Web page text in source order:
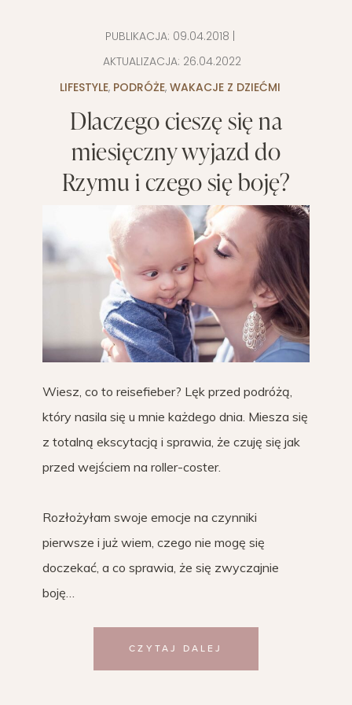
PUBLIKACJA: 09.04.2018
AKTUALIZACJA: 26.04.2022
LIFESTYLE, PODRÓŻE, WAKACJE Z DZIEĆMI
Dlaczego cieszę się na
miesięczny wyjazd do
Rzymu i czego się boję?
Wiesz, co to reisefieber? Lęk przed podróżą,
który nasila się u mnie każdego dnia. Miesza się
z totalną ekscytacją i sprawia, że czuję się jak
przed wejściem na roller-coster.
Rozłożyłam swoje emocje na czynniki
pierwsze i już wiem, czego nie mogę się
doczekać, a co sprawia, że się zwyczajnie
boję…
CZYTAJ DALEJ